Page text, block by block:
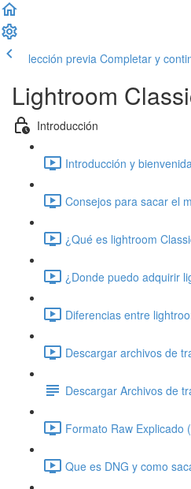
lección previa Completar y
Lightroom
Introducción
Introducción y
Consejos para sacar el
¿Qué es lightroom
¿Donde puedo adquirir
Diferencias entre
Descargar archivos de
Descargar Archivos de
Formato Raw Explicado
Que es DNG y como